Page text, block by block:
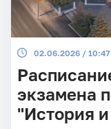
02.06.2026 / 10:47
экзамена
"История